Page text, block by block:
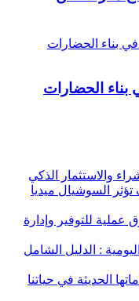
بناء الحضارات
الرقمية 2025 : كيف تؤثر السوشيال ميديا
الأسعار 2025 : طرق عملية للتوفير وإدارة
في حياتك اليومية : الدليل الشامل
الحديثة في حياتنا